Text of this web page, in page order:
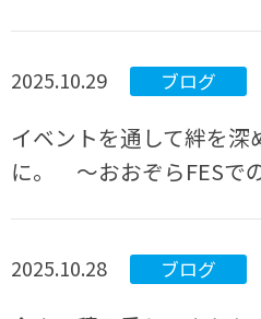
2025.10.29 ブログ
イベントを通して絆を
に。 ～おおぞらFESで
2025.10.28 ブログ